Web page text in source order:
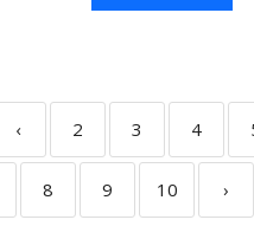
‹ 2 3 4
8 9 10 ›